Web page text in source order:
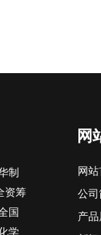
制
资筹
国
学
网
网
公司
产